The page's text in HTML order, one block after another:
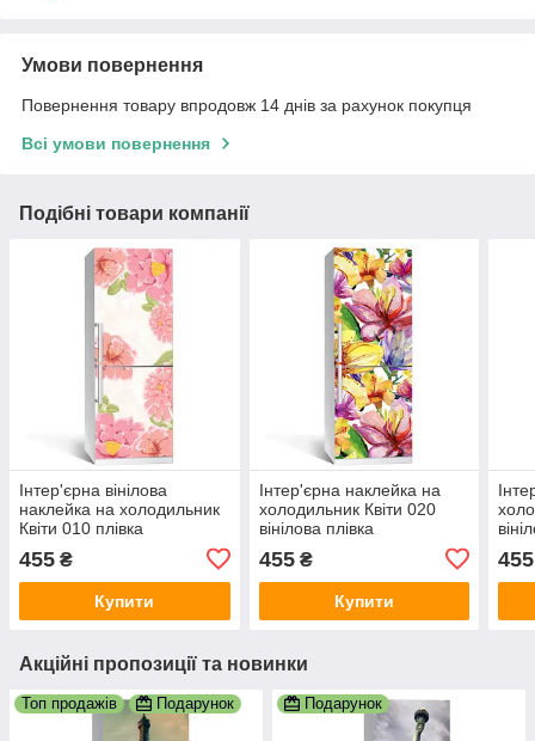
Умови повернення
Повернення товару впродовж 14 днів за рахунок покупця
Всі умови повернення
Подібні товари компанії
Інтер'єрна вінілова
наклейка на холодильник
Квіти 010 плівка
ламінацією 600х1800 мм
455 ₴
Купити
Інтер'єрна наклейка на
холодильник Квіти 020
вінілова плівка
ламінацією 600х1800 мм
455₴
Купити
455
Акційні пропозиції та новинки
Топ продажів Подарунок Подарунок